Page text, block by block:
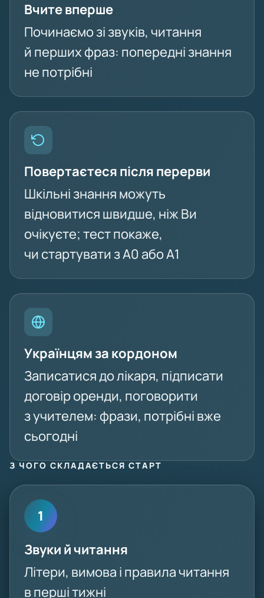
Вчите вперше
Починаємо зі звуків, читання
й перших фраз: попередні знання
не потрібні
Повертаєтеся після перерви
Шкільні знання можуть
відновитися швидше, ніж Ви
очікуєте; тест покаже,
чи стартувати з A0 або A1
Українцям за кордоном
Записатися до лікаря, підписати
договір оренди, поговорити
з учителем: фрази, потрібні вже
сьогодні
З ЧОГО СКЛАДАЄТЬСЯ СТАРТ
1
Звуки й читання
Літери, вимова і правила читання
в перші тижні